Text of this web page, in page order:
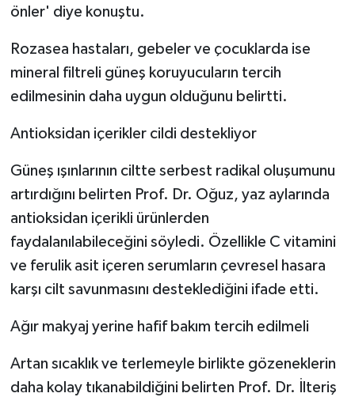
önler' diye konuştu.
Rozasea hastaları, gebeler ve çocuklarda ise
mineral filtreli güneş koruyucuların tercih
edilmesinin daha uygun olduğunu belirtti.
Antioksidan içerikler cildi destekliyor
Güneş ışınlarının ciltte serbest radikal oluşumunu
artırdığını belirten Prof. Dr. Oğuz, yaz aylarında
antioksidan içerikli ürünlerden
faydalanılabileceğini söyledi. Özellikle C vitamini
ve ferulik asit içeren serumların çevresel hasara
karşı cilt savunmasını desteklediğini ifade etti.
Ağır makyaj yerine hafif bakım tercih edilmeli
Artan sıcaklık ve terlemeyle birlikte gözeneklerin
daha kolay tıkanabildiğini belirten Prof. Dr. İlteriş